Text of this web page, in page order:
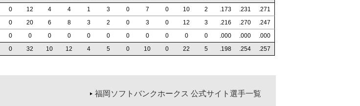
0 12 4 4 1 3 0 7 0 10 2 .173 .231
.271
0 20 6 8 3 2 0 3 0 12 3 .216 .270
.247
0 0 0 0 0 0 0 0 0 0 0 .000 .000
.000
0 32 10 12 4 5 0 10 0 22 5 .198 .254 .257
福岡ソフトバンクホークス 公式サイト選手一覧